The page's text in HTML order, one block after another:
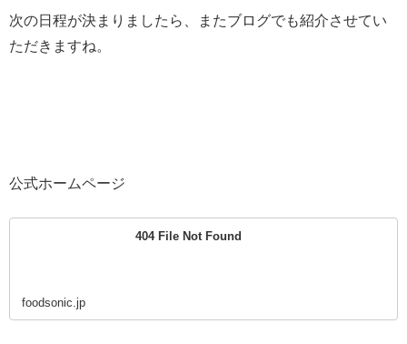
次の日程が決まりましたら、またブログでも紹介させてい
ただきますね。
公式ホームページ
404 File Not Found
foodsonic.jp